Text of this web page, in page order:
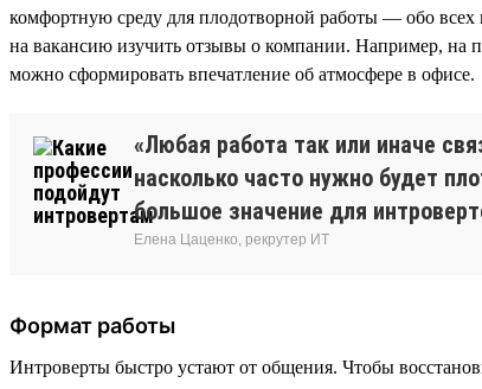
комфортную среду для плодотворной работы — обо всех
на вакансию изучить отзывы о компании. Например, на
можно сформировать впечатление об атмосфере в офисе.
«Любая работа так или иначе
насколько часто нужно будет
большое значение для
Елена Цаценко, рекрутер ИТ
Формат работы
Интроверты быстро устают от общения. Чтобы